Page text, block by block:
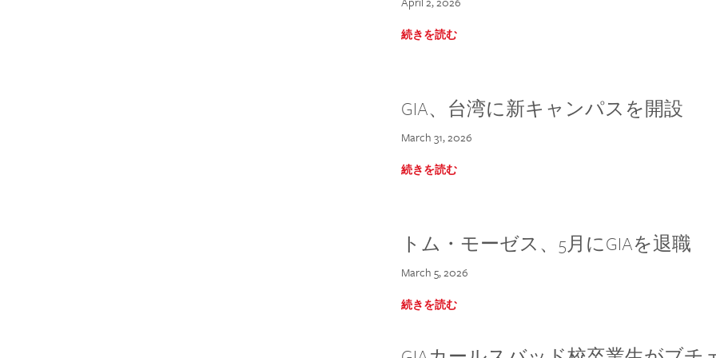
続きを読む
GIA、台湾に新キャンパスを開設
March 31, 2026
続きを読む
トム・モーゼス、5月にGIAを退職
March 5, 2026
続きを読む